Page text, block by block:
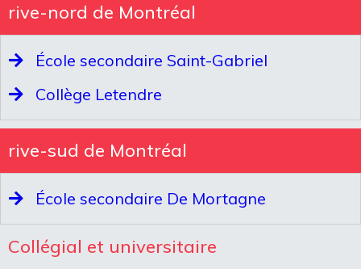
rive-nord de Montréal
École secondaire Saint-Gabriel
Collège Letendre
rive-sud de Montréal
École secondaire De Mortagne
Collégial et universitaire